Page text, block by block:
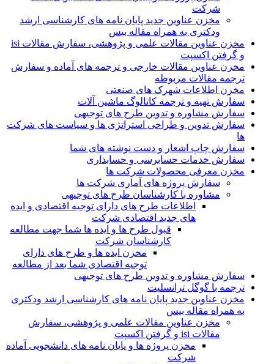
شرکت
مخزن عناوین جدید پایان نامه های کارشناسی ارشد
ودکتری به همراه مقاله بیس
مخزن عناوین مقالات علمی و پژوهشی، سفارش مقالات isi
و گرفتن اکسپت
مخزن عناوین مقالات خارجی و ترجمه های آماده و سفارش
ترجمه مقالات مربوطه
مخزن اطلاعات شهرک های صنعتی
سفارش تهیه و ترجمه کاتالوگ ماشین آلات
سفارش مشاوره و تدوین طرح های توجیهی
سفارش تدوین و طراحی استراتژی ها و سیاست های شرکت
ها
سفارش چاپ اشعار و دست نوشته های شما
سفارش خدمات حسابرسی و حسابداری
مخزن معرفی محصولات شرکت ها
سفارش پروژه های آماری شرکت ها
مشاوره با کارشناسان طرح های توجیهی
اطلاعات طرح های دارای توجیه اقتصادی و ایده
های جدید اقتصادی شرکت
قبول طرح ها و ایده ها شما جهت مطالعه
کارشناسان شرکت
مخزن ایده ها و طرح های دارای
توجیه اقتصادی شما بعد از مطالعه
سفارش مشاوره و تدوین طرح های توجیهی
ترجمه با گوگل ترانسلیت
مخزن عناوین جدید پایان نامه های کارشناسی ارشد ودکتری
به همراه مقاله بیس
مخزن عناوین مقالات علمی و پژوهشی، سفارش
مقالات isi و گرفتن اکسپت
مخزن پروژه ها و پایان نامه های دانشجویی آماده
شرکت